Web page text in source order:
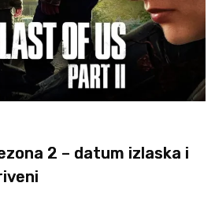
2 – datum izlaska i